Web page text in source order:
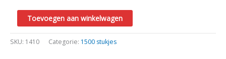
Toevoegen aan winkelwagen
SKU: 1410 Categorie: 1500 stukjes